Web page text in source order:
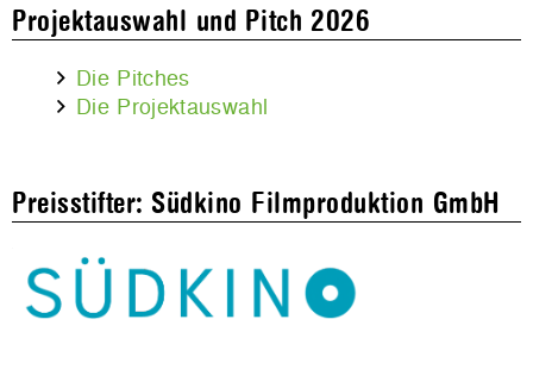
Projektauswahl und Pitch 2026
Die Pitches
Die Projektauswahl
Preisstifter: Südkino Filmproduktion GmbH